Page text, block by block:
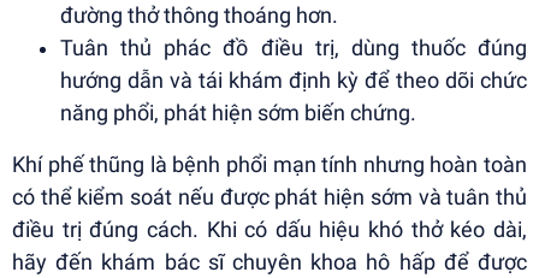
đường thở thông thoáng hơn.
Tuân thủ phác đồ điều trị, dùng thuốc đúng
hướng dẫn và tái khám định kỳ để theo dõi chức
năng phổi, phát hiện sớm biến chứng.
Khí phế thũng là bệnh phổi mạn tính nhưng hoàn toàn
có thể kiểm soát nếu được phát hiện sớm và tuân thủ
điều trị đúng cách. Khi có dấu hiệu khó thở kéo dài,
hãy đến khám bác sĩ chuyên khoa hô hấp để được